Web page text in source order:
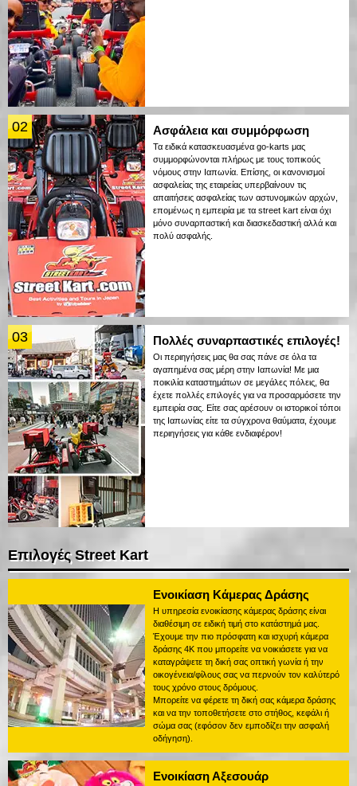
02 Ασφάλεια και συμμόρφωση
Τα ειδικά κατασκευασμένα go-karts μας
συμμορφώνονται πλήρως με τους τοπικούς
νόμους στην Ιαπωνία. Επίσης, οι κανονισμοί
ασφαλείας της εταιρείας υπερβαίνουν τις
απαιτήσεις ασφαλείας των αστυνομικών αρχών,
επομένως η εμπειρία με τα street kart είναι όχι
μόνο συναρπαστική και διασκεδαστική αλλά και
πολύ ασφαλής.
03 Πολλές συναρπαστικές επιλογές!
Οι περιηγήσεις μας θα σας πάνε σε όλα τα
αγαπημένα σας μέρη στην Ιαπωνία! Με μια
ποικιλία καταστημάτων σε μεγάλες πόλεις, θα
έχετε πολλές επιλογές για να προσαρμόσετε την
εμπειρία σας. Είτε σας αρέσουν οι ιστορικοί τόποι
της Ιαπωνίας είτε τα σύγχρονα θαύματα, έχουμε
περιηγήσεις για κάθε ενδιαφέρον!
Επιλογές Street Kart
Ενοικίαση Κάμερας Δράσης
Η υπηρεσία ενοικίασης κάμερας δράσης είναι
διαθέσιμη σε ειδική τιμή στο κατάστημά μας.
Έχουμε την πιο πρόσφατη και ισχυρή κάμερα
δράσης 4K που μπορείτε να νοικιάσετε για να
καταγράψετε τη δική σας οπτική γωνία ή την
οικογένεια/φίλους σας να περνούν τον καλύτερό
τους χρόνο στους δρόμους.
Μπορείτε να φέρετε τη δική σας κάμερα δράσης
και να την τοποθετήσετε στο στήθος, κεφάλι ή
σώμα σας (εφόσον δεν εμποδίζει την ασφαλή
οδήγηση).
Ενοικίαση Αξεσουάρ